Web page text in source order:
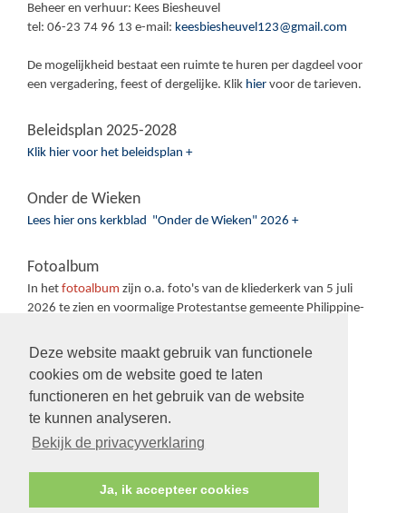
Deze website maakt gebruik van functionele
cookies om de website goed te laten
functioneren en het gebruik van de website
te kunnen analyseren.
Bekijk de privacyverklaring
Ja, ik accepteer cookies
Beheer en verhuur: Kees Biesheuvel
tel: 06-23 74 96 13 e-mail: keesbiesheuvel123@gmail.com
De mogelijkheid bestaat een ruimte te huren per dagdeel voor
een vergadering, feest of dergelijke. Klik hier voor de tarieven.
Beleidsplan 2025-2028
Klik hier voor het beleidsplan +
Onder de Wieken
Lees hier ons kerkblad "Onder de Wieken" 2026 +
Fotoalbum
In het fotoalbum zijn o.a. foto's van de kliederkerk van 5 juli
2026 te zien en voormalige Protestantse gemeente Philippine-
Volg ons op: